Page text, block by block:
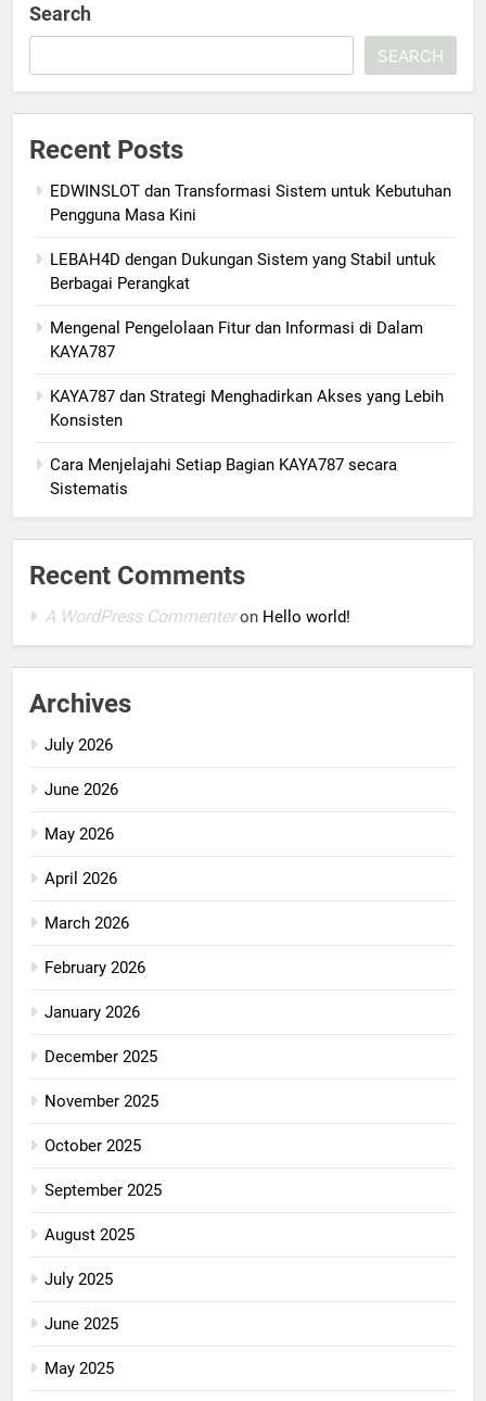
Search
SEARCH
Recent Posts
EDWINSLOT dan Transformasi Sistem untuk Kebutuhan
Pengguna Masa Kini
LEBAH4D dengan Dukungan Sistem yang Stabil untuk
Berbagai Perangkat
Mengenal Pengelolaan Fitur dan Informasi di Dalam
KAYA787
KAYA787 dan Strategi Menghadirkan Akses yang Lebih
Konsisten
Cara Menjelajahi Setiap Bagian KAYA787 secara
Sistematis
Recent Comments
A WordPress Commenteron Hello world!
Archives
July 2026
June 2026
May 2026
April 2026
March 2026
February 2026
January 2026
December 2025
November 2025
October 2025
September 2025
August 2025
July 2025
June 2025
May 2025